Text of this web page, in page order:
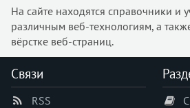
На сайте находятся справочники и
различным веб-технологиям, а
вёрстке веб-страниц.
Связи
RSS